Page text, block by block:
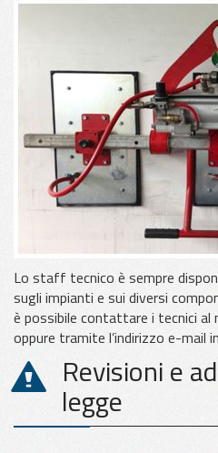
Lo staff tecnico è sempre
sugli impianti e sui diversi
è possibile contattare i tecnici al
oppure tramite l’indirizzo e-mail
Revisioni e
legge